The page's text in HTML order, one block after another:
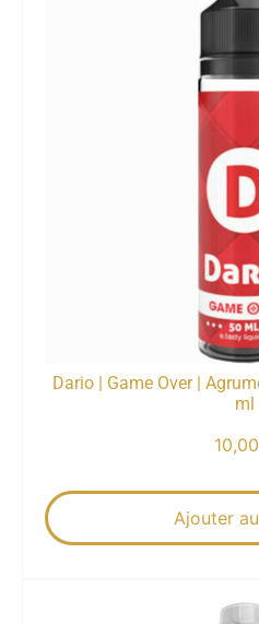
Dario | Game Over |
ml
10,00
Ajouter